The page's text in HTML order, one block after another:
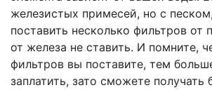
железистых примесей, но с
поставить несколько фильтров от
от железа не ставить. И помните,
фильтров вы поставите, тем
заплатить, зато сможете получать